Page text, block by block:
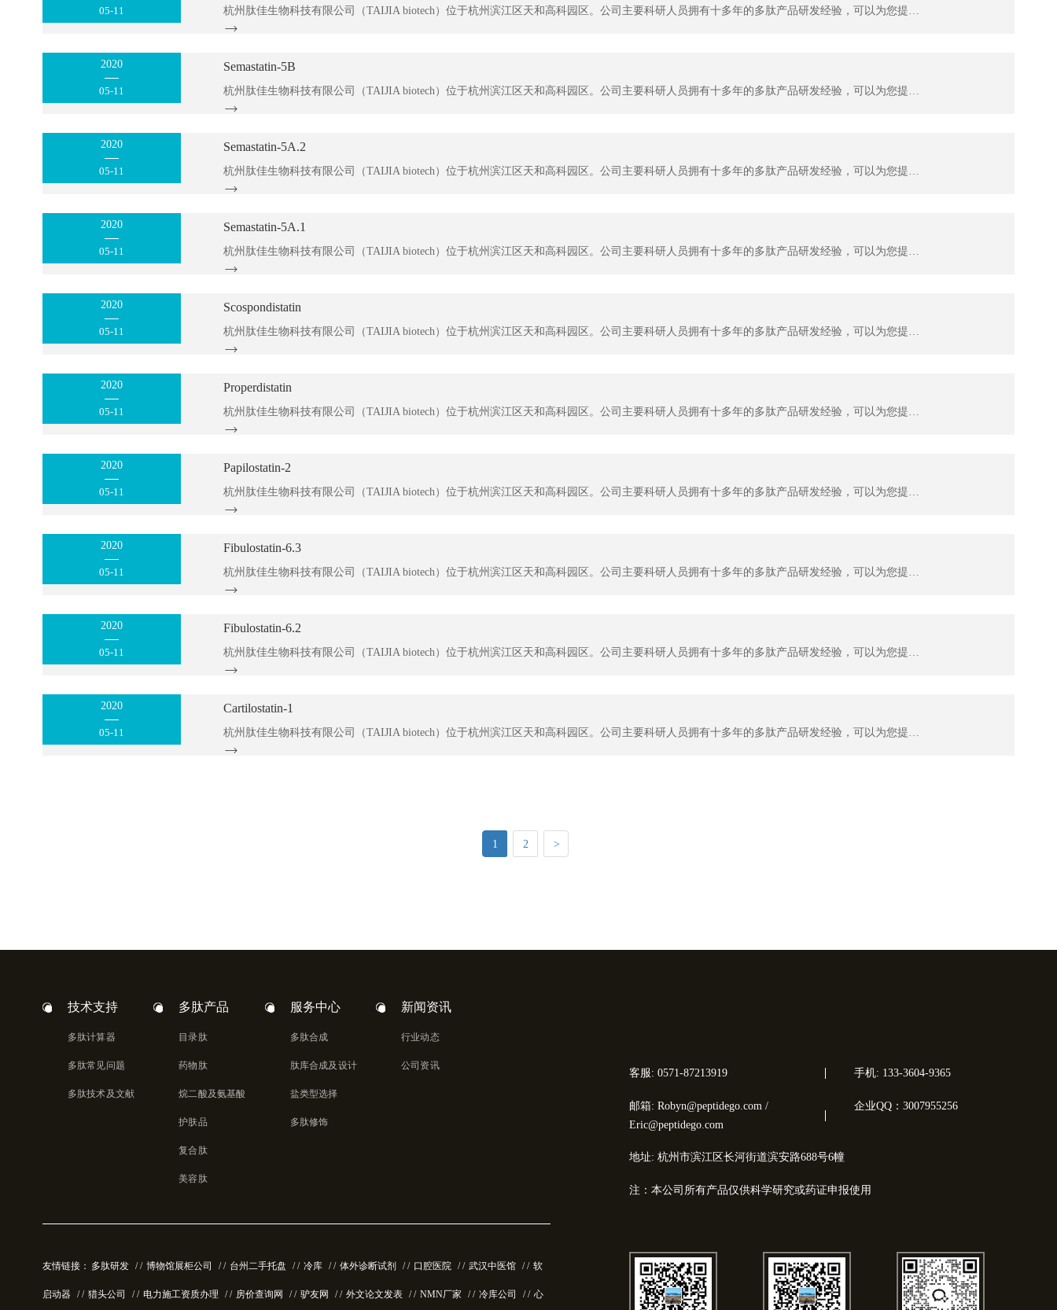
05-11
2020
05-11
Semastatin-5B
2020
05-11
Semastatin-5A.2
2020
05-11
Semastatin-5A.1
2020
05-11
Scospondistatin
2020
05-11
Properdistatin
2020
05-11
Papilostatin-2
2020
05-11
Fibulostatin-6.3
2020
05-11
Fibulostatin-6.2
2020
05-11
Cartilostatin-1
1 2 >
技术支持
多肽计算器
多肽常见问题
多肽技术及文献
多肽产品
目录肽
药物肽
烷二酸及氨基酸
护肤品
复合肽
美容肽
服务中心
多肽合成
肽库合成及设计
盐类型选择
多肽修饰
新闻资讯
行业动态
公司资讯
友情链接： 多肽研发 / / 博物馆展柜公司 / / 台州二手托盘 / / 冷库 / / 体外诊断试剂 / / 口腔医院 / / 武汉中医馆 / / 软
启动器 / / 猎头公司 / / 电力施工资质办理 / / 房价查询网 / / 驴友网 / / 外文论文发表 / / NMN厂家 / / 冷库公司 / / 心
客服: 0571-87213919 手机: 133-3604-9365
邮箱: Robyn@peptidego.com /
Eric@peptidego.com
企业QQ：3007955256
地址: 杭州市滨江区长河街道滨安路688号6幢
注：本公司所有产品仅供科学研究或药证申报使用